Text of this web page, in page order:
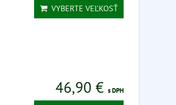
VYBERTE VEĽKOSŤ
46,90 € s DPH